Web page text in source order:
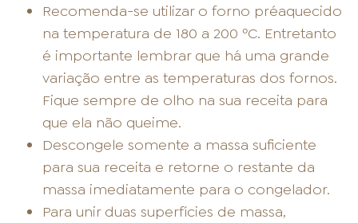
Recomenda-se utilizar o forno préaquecido
na temperatura de 180 a 200 ºC. Entretanto
é importante lembrar que há uma grande
variação entre as temperaturas dos fornos.
Fique sempre de olho na sua receita para
que ela não queime.
Descongele somente a massa suficiente
para sua receita e retorne o restante da
massa imediatamente para o congelador.
Para unir duas superfícies de massa,